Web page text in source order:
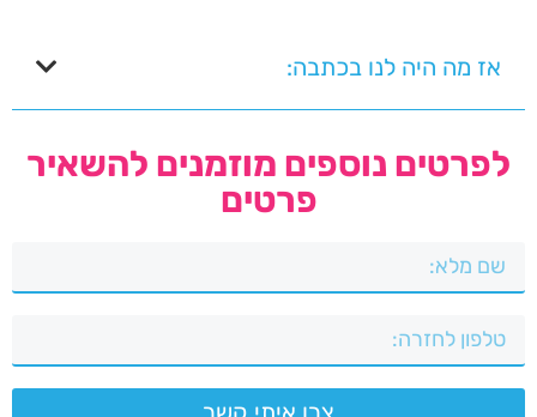
אז מה היה לנו בכתבה:
לפרטים נוספים מוזמנים להשאיר
פרטים